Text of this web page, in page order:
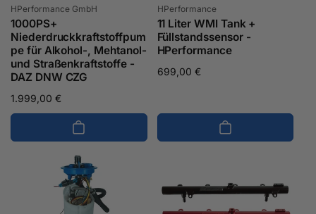
Anbieter:
HPerformance GmbH
1000PS+
Niederdruckkraftstoffpum
pe für Alkohol-, Mehtanol-
und Straßenkraftstoffe -
DAZ DNW CZG
Normaler
Preis
1.999,00 €
Anbieter:
HPerformance
11 Liter WMI Tank +
Füllstandssensor -
HPerformance
Normaler
699,00 €